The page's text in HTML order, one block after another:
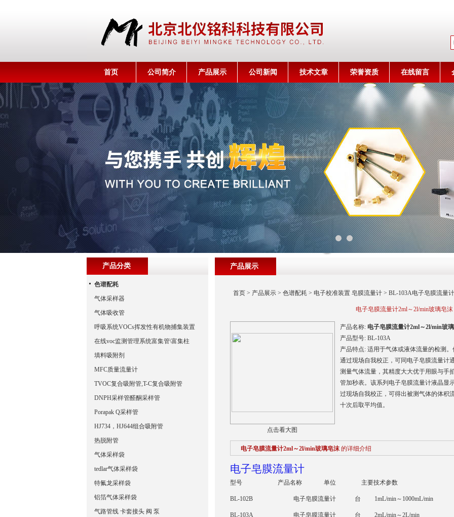
首页 公司简介 产品展示 公司新闻 技术文章 荣誉资质 在线留言
产品展示
首页> 产品展示> 色谱配耗> 电子校准装置 皂膜流量计> BL-103A电子皂膜流量
电子皂膜流量计2ml～2l/min玻璃皂沫
点击看大图
产品名称: 电子皂膜流量计2ml～2l/min玻
产品型号: BL-103A
产品特点: 适用于气体或液体流量的检测
通过现场自我校正，可同电子皂膜流量计
测量气体流量，其精度大大优于用眼与手
管加秒表。该系列电子皂膜流量计液晶显
过现场自我校正，可得出被测气体的体积
十次后取平均值。
电子皂膜流量计2ml～2l/min玻璃皂沫 的详细介绍
电子皂膜流量计
型号 产品名称 单位 主要技术参数
BL-102B 电子皂膜流量计 台 1mL/min～1000mL/min
BL-103A 电子皂膜流量计 台 2mL/min～2L/min
产品分类
色谱配耗
气体采样器
气体吸收管
呼吸系统VOCs挥发性有机物捕集装置
在线voc监测管理系统富集管\富集柱
填料吸附剂
MFC质量流量计
TVOC复合吸附管,T-C复合吸附管
DNPH采样管醛酮采样管
Porapak Q采样管
HJ734，HJ644组合吸附管
热脱附管
气体采样袋
tedlar气体采样袋
特氟龙采样袋
铝箔气体采样袋
气路管线 卡套接头 阀 泵